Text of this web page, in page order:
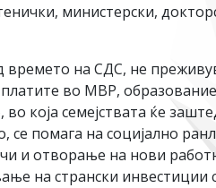
министерски,
времето на СДС, не
во МВР,
која семејствата ќе
се помага на социјално
и отворање на нови
на странски инвестиции